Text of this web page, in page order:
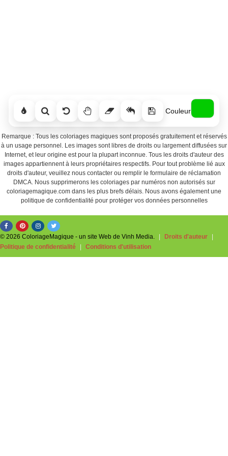
Couleur
Remarque : Tous les coloriages magiques sont proposés gratuitement et réservés
à un usage personnel. Les images sont libres de droits ou largement diffusées sur
Internet, et leur origine est pour la plupart inconnue. Tous les droits d'auteur des
images appartiennent à leurs propriétaires respectifs. Pour tout problème lié aux
droits d'auteur, veuillez nous contacter ou remplir le formulaire de réclamation
DMCA. Nous supprimerons les coloriages par numéros non autorisés sur
coloriagemagique.com dans les plus brefs délais. Nous avons également une
politique de confidentialité pour protéger vos données personnelles
© 2026 ColoriageMagique - un site Web de Vinh Media. Droits d'auteur
Politique de confidentialité
Conditions d'utilisation